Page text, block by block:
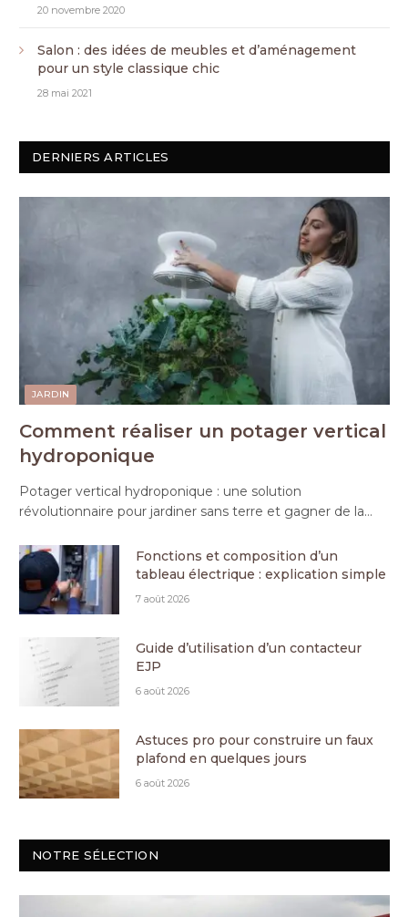
20 novembre 2020
Salon : des idées de meubles et d’aménagement
pour un style classique chic
28 mai 2021
DERNIERS ARTICLES
JARDIN
Comment réaliser un potager vertical
hydroponique
Potager vertical hydroponique : une solution
révolutionnaire pour jardiner sans terre et gagner de la…
Fonctions et composition d’un
tableau électrique : explication simple
7 août 2026
Guide d’utilisation d’un contacteur
EJP
6 août 2026
Astuces pro pour construire un faux
plafond en quelques jours
6 août 2026
NOTRE SÉLECTION